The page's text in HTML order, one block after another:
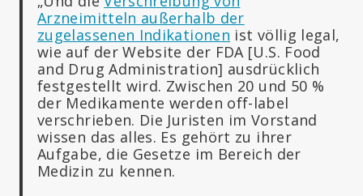
Arzneimitteln außerhalb der
zugelassenen Indikationen ist völlig legal,
wie auf der Website der FDA [U.S. Food
and Drug Administration] ausdrücklich
festgestellt wird. Zwischen 20 und 50 %
der Medikamente werden off-label
verschrieben. Die Juristen im Vorstand
wissen das alles. Es gehört zu ihrer
Aufgabe, die Gesetze im Bereich der
Medizin zu kennen.